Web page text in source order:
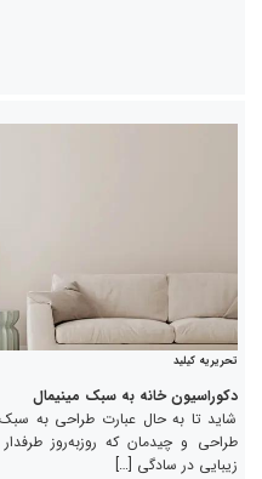
تحریریه کیلید
دکوراسیون خانه به سبک مینیمال
شاید تا به حال عبارت طراحی به
طراحی و چیدمان که روز‌به‌روز
زیبایی در سادگی […]